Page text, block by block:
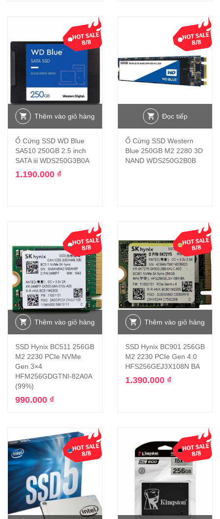
Thêm vào giỏ hàng
Ổ Cứng SSD WD Blue
SA510 250GB 2.5 inch
SATA iii WDS250G3B0A
1.190.000 ₫
Đọc tiếp
Ổ Cứng SSD Western
Blue 250GB M2 2280 3D
NAND WDS250G2B0B
Thêm vào giỏ hàng
SSD Hynix BC511 256GB
M2 2230 PCIe NVMe
Gen 3×4
HFM256GDGTNI-82A0A
(99%)
990.000 ₫
Thêm vào giỏ hàng
SSD Hynix BC901 256GB
M2 2230 PCIe Gen 4.0
HFS256GEJ3X108N BA
1.390.000 ₫